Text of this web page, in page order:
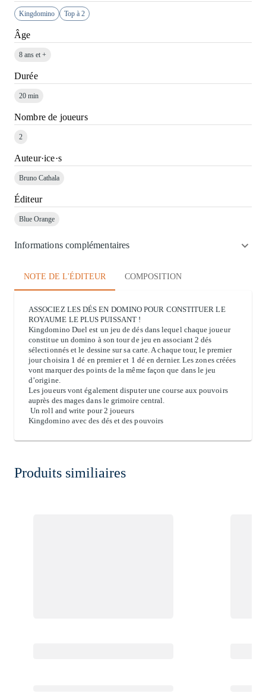
Kingdomino Top à 2
Âge
8 ans et +
Durée
20 min
Nombre de joueurs
2
Auteur·ice·s
Bruno Cathala
Éditeur
Blue Orange
Informations complémentaires
NOTE DE L'ÉDITEUR COMPOSITION
ASSOCIEZ LES DÉS EN DOMINO POUR CONSTITUER LE
ROYAUME LE PLUS PUISSANT !
Kingdomino Duel est un jeu de dés dans lequel chaque joueur
constitue un domino à son tour de jeu en associant 2 dés
sélectionnés et le dessine sur sa carte. A chaque tour, le premier
jour choisira 1 dé en premier et 1 dé en dernier. Les zones créées
vont marquer des points de la même façon que dans le jeu
d’origine.
Les joueurs vont également disputer une course aux pouvoirs
auprès des mages dans le grimoire central.
Un roll and write pour 2 joueurs
Kingdomino avec des dés et des pouvoirs
Produits similiaires